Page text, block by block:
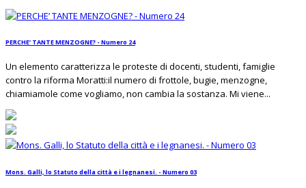
PERCHE’ TANTE MENZOGNE? - Numero 24
Un elemento caratterizza le proteste di docenti, studenti, famiglie
contro la riforma Moratti:il numero di frottole, bugie, menzogne,
chiamiamole come vogliamo, non cambia la sostanza. Mi viene...
Mons. Galli, lo Statuto della città e i legnanesi. - Numero 03